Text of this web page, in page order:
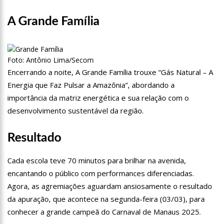
16:11 O IMF INSTITUTO em parceria com a FREMPEEI/AM promovem
encontro para microempresários, mei e comerciantes.
07:18 Lista de bilionários da Forbes ganha 20 brasileiros e tem
crescimento recorde na pandemia
06:52 Cotação do Dólar Hoje – R$ 4,96
20:14 ‘Enquanto o Brasil está de luto, o Governo pressiona a venda
da maior distribuidora de energia do país’, critica Vanessa Grazziotin
Coca-Cola e empresa anuncia apoio à vacinação
imprensa
19:00 Eduardo Costa se pronuncia sobre affair com mulher casada:
‘A gente nem ficou direito’
18:41
Amazonas vai distribuir absorventes nas escolas públicas
A Grande Família
Foto: Antônio Lima/Secom
Encerrando a noite, A Grande Família trouxe “Gás Natural – A
Energia que Faz Pulsar a Amazônia”, abordando a
importância da matriz energética e sua relação com o
desenvolvimento sustentável da região.
Resultado
Cada escola teve 70 minutos para brilhar na avenida,
encantando o público com performances diferenciadas.
Agora, as agremiações aguardam ansiosamente o resultado
da apuração, que acontece na segunda-feira (03/03), para
conhecer a grande campeã do Carnaval de Manaus 2025.